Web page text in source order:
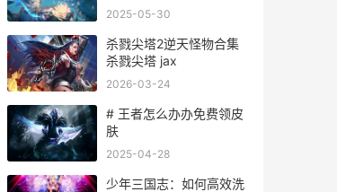
2025-05-30
杀戮尖塔2逆天怪物合集
杀戮尖塔 jax
2026-03-24
# 王者怎么办办免费领皮
肤
2025-04-28
少年三国志：如何高效洗